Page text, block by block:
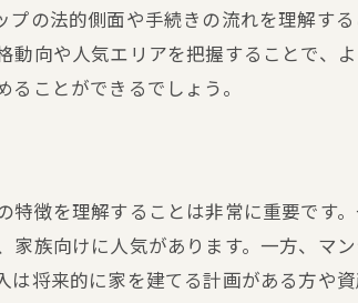
地域イベントと文化の理解
不動産価値を左右する地域要
契約トラブルを避けるための不
法律相談の活用タイミング
重要事項説明書の理解と注
トラブル事例から学ぶ予防策
プの法的側面や手続きの流れを理解す
動向や人気エリアを把握することで、
ことができるでしょう。
特徴を理解することは非常に重要です
家族向けに人気があります。一方、マ
は将来的に家を建てる計画がある方や